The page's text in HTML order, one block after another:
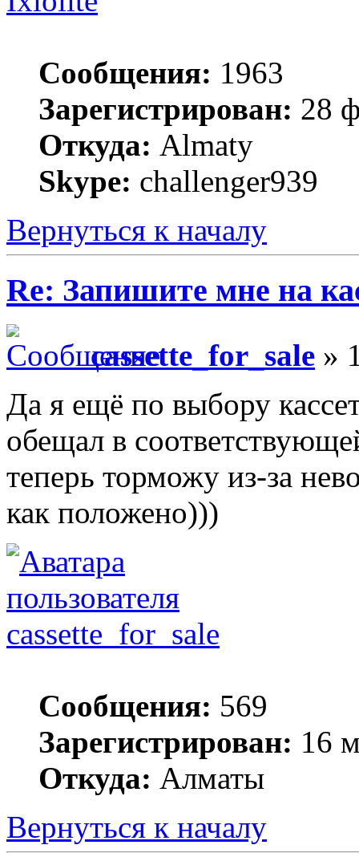
Сообщения: 1963
Зарегистрирован: 28
Откуда: Almaty
Skype: challenger939
Вернуться к началу
Re: Запишите мне на
cassette_for_sale »
Да я ещё по выбору
обещал в
теперь торможу из-за
как положено)))
cassette_for_sale
Сообщения: 569
Зарегистрирован: 16
Откуда: Алматы
Вернуться к началу